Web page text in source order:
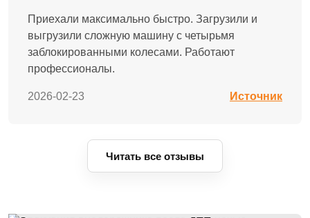
Приехали максимально быстро. Загрузили и
выгрузили сложную машину с четырьмя
заблокированными колесами. Работают
профессионалы.
2026-02-23 Источник
Читать все отзывы